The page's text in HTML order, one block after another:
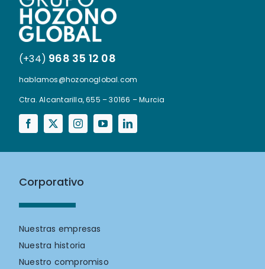
(+34) 968 35 12 08
hablamos@hozonoglobal.com
Ctra. Alcantarilla, 655 – 30166 – Murcia
Corporativo
Nuestras empresas
Nuestra historia
Nuestro compromiso